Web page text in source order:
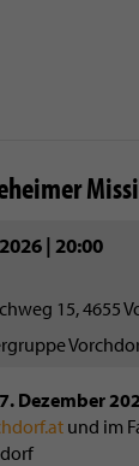
| 20:00
15, 4655
Dezember
und im